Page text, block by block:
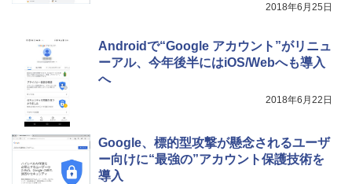
2018年6月25日
Androidで“Google アカウント”がリニュ
ーアル、今年後半にはiOS/Webへも導入
へ
2018年6月22日
Google、標的型攻撃が懸念されるユーザ
ー向けに“最強の”アカウント保護技術を
導入